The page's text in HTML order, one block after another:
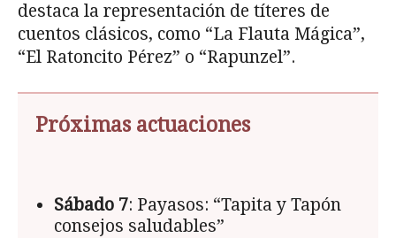
destaca la representación de títeres de
cuentos clásicos, como “La Flauta Mágica”,
“El Ratoncito Pérez” o “Rapunzel”.
Próximas actuaciones
Sábado 7: Payasos: “Tapita y Tapón
consejos saludables”